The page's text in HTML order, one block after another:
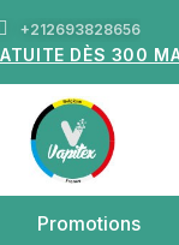
+212693828656
DÈS 300
Promotions